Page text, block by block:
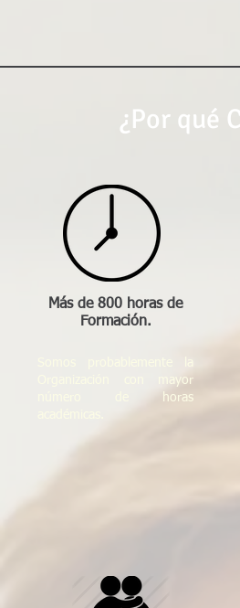
¿Por qué
Más de 800 horas de
Formación.
Organización con mayor
número de horas